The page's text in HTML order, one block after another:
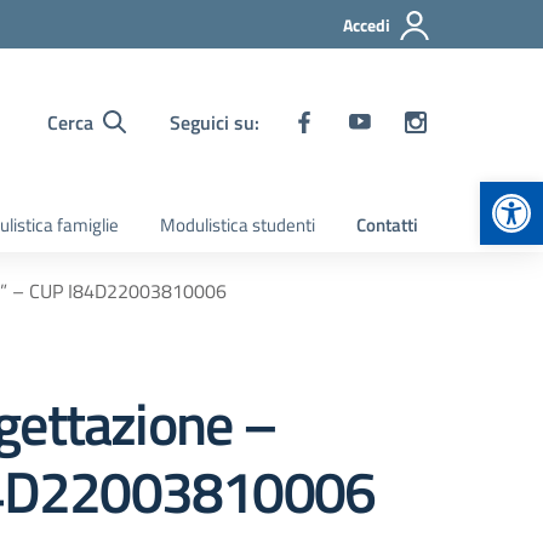
Accedi
Cerca Seguici su:
famiglie Modulistica studenti Contatti
– CUP I84D22003810006
–